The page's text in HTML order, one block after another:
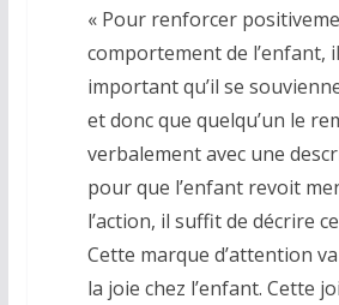
« Pour renforcer
comportement de l’enfant,
important qu’il se
et donc que quelqu’un le
verbalement avec une
pour que l’enfant revoit
l’action, il suffit de décrire
Cette marque d’attention
la joie chez l’enfant. Cette